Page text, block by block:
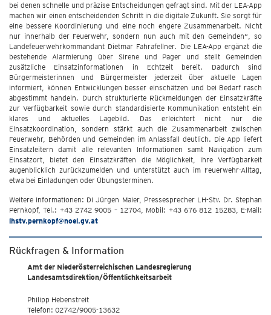
bei denen schnelle und präzise Entscheidungen gefragt sind. Mit der LEA-App
machen wir einen entscheidenden Schritt in die digitale Zukunft. Sie sorgt für
eine bessere Koordinierung und eine noch engere Zusammenarbeit. Nicht
nur innerhalb der Feuerwehr, sondern nun auch mit den Gemeinden“, so
Landefeuerwehrkommandant Dietmar Fahrafellner. Die LEA-App ergänzt die
bestehende Alarmierung über Sirene und Pager und stellt Gemeinden
zusätzliche Einsatzinformationen in Echtzeit bereit. Dadurch sind
Bürgermeisterinnen und Bürgermeister jederzeit über aktuelle Lagen
informiert, können Entwicklungen besser einschätzen und bei Bedarf rasch
abgestimmt handeln. Durch strukturierte Rückmeldungen der Einsatzkräfte
zur Verfügbarkeit sowie durch standardisierte Kommunikation entsteht ein
klares und aktuelles Lagebild. Das erleichtert nicht nur die
Einsatzkoordination, sondern stärkt auch die Zusammenarbeit zwischen
Feuerwehr, Behörden und Gemeinden im Anlassfall deutlich. Die App liefert
Einsatzleitern damit alle relevanten Informationen samt Navigation zum
Einsatzort, bietet den Einsatzkräften die Möglichkeit, ihre Verfügbarkeit
augenblicklich zurückzumelden und unterstützt auch im Feuerwehr-Alltag,
etwa bei Einladungen oder Übungsterminen.
Weitere Informationen: DI Jürgen Maier, Pressesprecher LH-Stv. Dr. Stephan
Pernkopf, Tel.: +43 2742 9005 – 12704, Mobil: +43 676 812 15283, E-Mail:
lhstv.pernkopf@noel.gv.at
Rückfragen & Information
Amt der Niederösterreichischen Landesregierung
Landesamtsdirektion/Öffentlichkeitsarbeit
Philipp Hebenstreit
Telefon: 02742/9005-13632